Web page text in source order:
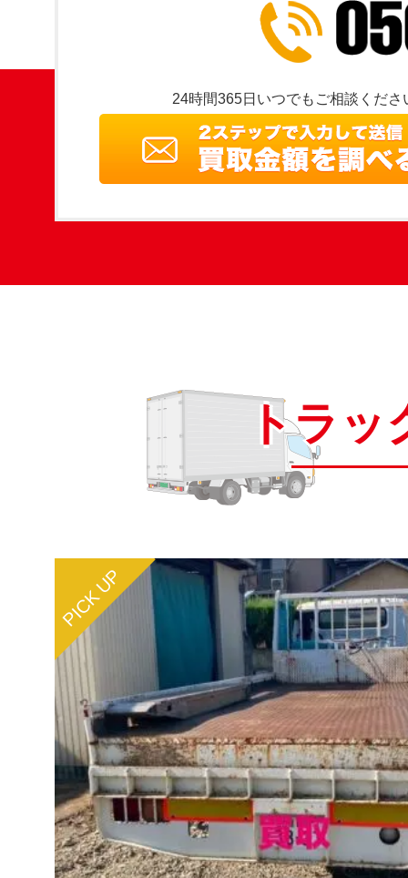
24時間365日いつでもご相談くださ
トラ
PICK UP